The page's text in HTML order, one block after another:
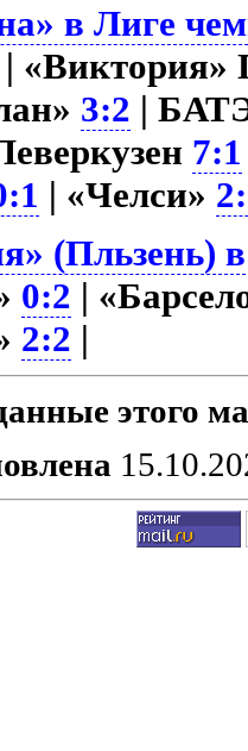
в Лиге
| «Виктория»
3:2 |
7:1
| «Челси»
(Пльзень)
0:2 |
2:2 |
этого